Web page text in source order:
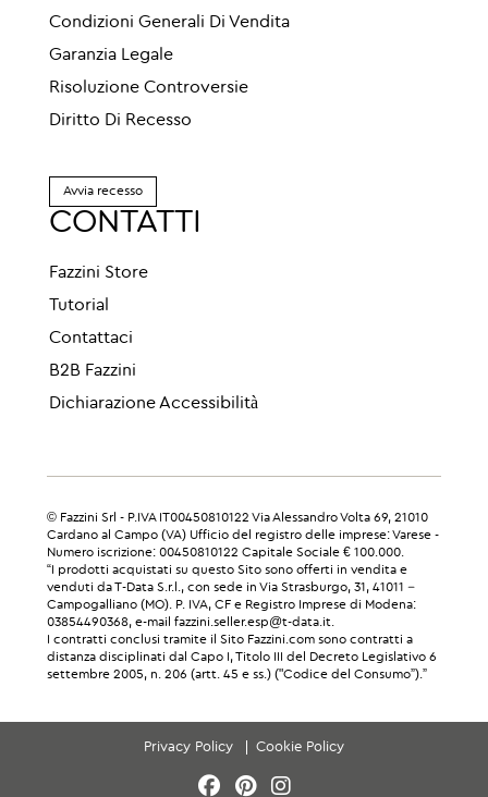
Condizioni Generali Di Vendita
Garanzia Legale
Risoluzione Controversie
Diritto Di Recesso
Avvia recesso
CONTATTI
Fazzini Store
Tutorial
Contattaci
B2B Fazzini
Dichiarazione Accessibilità
© Fazzini Srl - P.IVA IT00450810122 Via Alessandro Volta 69, 21010
Cardano al Campo (VA) Ufficio del registro delle imprese: Varese -
Numero iscrizione: 00450810122 Capitale Sociale € 100.000.
“I prodotti acquistati su questo Sito sono offerti in vendita e
venduti da T-Data S.r.l., con sede in Via Strasburgo, 31, 41011 –
Campogalliano (MO). P. IVA, CF e Registro Imprese di Modena:
03854490368, e-mail fazzini.seller.esp@t-data.it.
I contratti conclusi tramite il Sito Fazzini.com sono contratti a
distanza disciplinati dal Capo I, Titolo III del Decreto Legislativo 6
settembre 2005, n. 206 (artt. 45 e ss.) ("Codice del Consumo”).”
Privacy Policy Cookie Policy